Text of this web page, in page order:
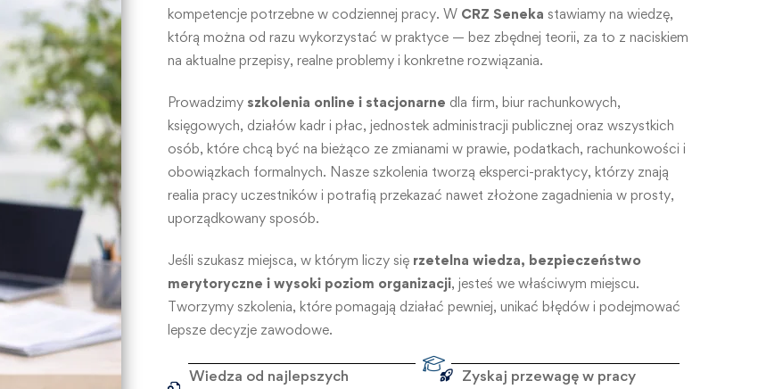
kompetencje potrzebne w codziennej pracy. W CRZ Seneka stawiamy na wiedzę,
którą można od razu wykorzystać w praktyce — bez zbędnej teorii, za to z naciskiem
na aktualne przepisy, realne problemy i konkretne rozwiązania.
Prowadzimy szkolenia online i stacjonarne dla firm, biur rachunkowych,
księgowych, działów kadr i płac, jednostek administracji publicznej oraz wszystkich
osób, które chcą być na bieżąco ze zmianami w prawie, podatkach, rachunkowości i
obowiązkach formalnych. Nasze szkolenia tworzą eksperci-praktycy, którzy znają
realia pracy uczestników i potrafią przekazać nawet złożone zagadnienia w prosty,
uporządkowany sposób.
Jeśli szukasz miejsca, w którym liczy się rzetelna wiedza, bezpieczeństwo
merytoryczne i wysoki poziom organizacji, jesteś we właściwym miejscu.
Tworzymy szkolenia, które pomagają działać pewniej, unikać błędów i podejmować
lepsze decyzje zawodowe.
Wiedza od najlepszych
Zyskaj przewagę w pracy